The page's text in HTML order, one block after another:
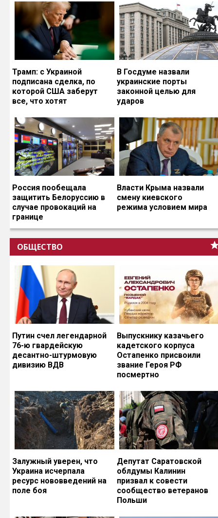
Трамп: с Украиной
подписана сделка, по
которой США заберут
все, что хотят
В Госдуме назвали
украинские порты
законной целью для
ударов
Россия пообещала
защитить Белоруссию в
случае провокаций на
границе
Власти Крыма назвали
смену киевского
режима условием мира
ОБЩЕСТВО
Путин счел легендарной
76-ю гвардейскую
десантно-штурмовую
дивизию ВДВ
Выпускнику казачьего
кадетского корпуса
Остапенко присвоили
звание Героя РФ
посмертно
Залужный уверен, что
Украина исчерпала
ресурс нововведений на
поле боя
Депутат Саратовской
облдумы Калинин
призвал к совести
сообщество ветеранов
Польши